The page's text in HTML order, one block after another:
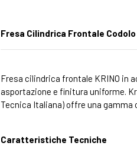
Fresa Cilindrica Frontale Codolo
Fresa cilindrica frontale KRINO in
asportazione e finitura uniforme.
Tecnica Italiana) offre una
Caratteristiche Tecniche